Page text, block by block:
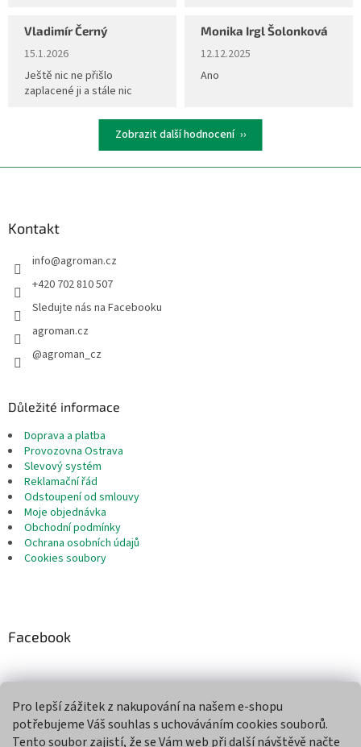
Pro lepší zážitek z nakupování na našem e-shopu
potřebujeme Váš souhlas s uchováváním cookies souborů.
Tento soubor zajistí, že se Vám web při další návštěvě načte
Vladimír Černý
Hodnocení obchodu je 5 z 5 hvězdiček.
15.1.2026
Ještě nic ne přišlo
zaplacené ji a stále nic
Monika Irgl Šolonková
Hodnocení obchodu je 5 z 5
12.12.2025
Ano
Zobrazit další hodnocení
Kontakt
info@agroman.cz
+420 702 810 507
Sledujte nás na Facebooku
agroman.cz
@agroman_cz
Důležité informace
Doprava a platba
Provozovna Ostrava
Slevový systém
Reklamační řád
Odstoupení od smlouvy
Moje objednávka
Obchodní podmínky
Ochrana osobních údajů
Cookies soubory
Facebook
Přijímáme online platby